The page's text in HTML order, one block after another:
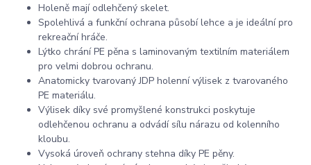
Holeně mají odlehčený skelet.
Spolehlivá a funkční ochrana působí lehce a je ideální pro
rekreační hráče.
Lýtko chrání PE pěna s laminovaným textilním materiálem
pro velmi dobrou ochranu.
Anatomicky tvarovaný JDP holenní výlisek z tvarovaného
PE materiálu.
Výlisek díky své promyšlené konstrukci poskytuje
odlehčenou ochranu a odvádí sílu nárazu od kolenního
kloubu.
Vysoká úroveň ochrany stehna díky PE pěny.